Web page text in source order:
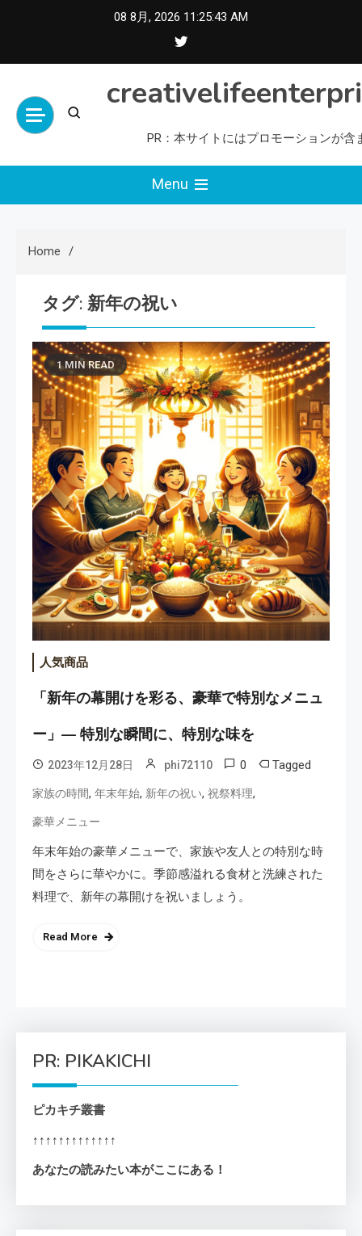
08 8月, 2026 11:25:43 AM
PR：本サイトにはプロモーションが含
Menu
Home
タグ: 新年の祝い
1 MIN READ
人気商品
「新年の幕開けを彩る、豪華で特別なメニュ
ー」— 特別な瞬間に、特別な味を
2023年12月28日 phi72110 0 Tagged
家族の時間, 年末年始, 新年の祝い, 祝祭料理,
豪華メニュー
年末年始の豪華メニューで、家族や友人との特別な時
間をさらに華やかに。季節感溢れる食材と洗練された
料理で、新年の幕開けを祝いましょう。
Read More
PR: PIKAKICHI
ピカキチ叢書
↑↑↑↑↑↑↑↑↑↑↑↑↑
あなたの読みたい本がここにある！